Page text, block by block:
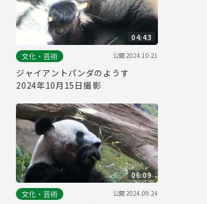
04:43
文化・芸術
公開2024.10.21
ジャイアントパンダのようす
2024年10月15日撮影
06:09
文化・芸術
公開2024.09.24